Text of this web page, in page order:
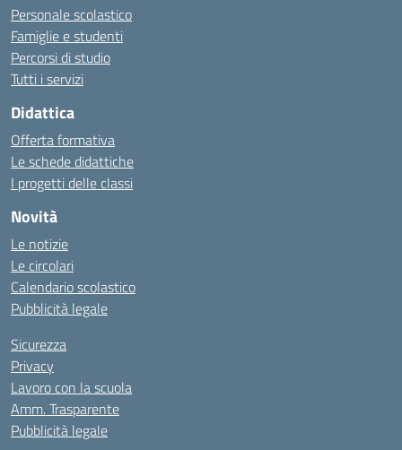
Personale scolastico
Famiglie e studenti
Percorsi di studio
Tutti i servizi
Didattica
Offerta formativa
Le schede didattiche
I progetti delle classi
Novità
Le notizie
Le circolari
Calendario scolastico
Pubblicità legale
Sicurezza
Privacy
Lavoro con la scuola
Amm. Trasparente
Pubblicità legale